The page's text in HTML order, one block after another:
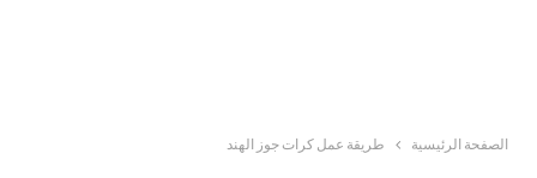
الصفحة الرئيسية طريقة عمل كرات جوز الهند